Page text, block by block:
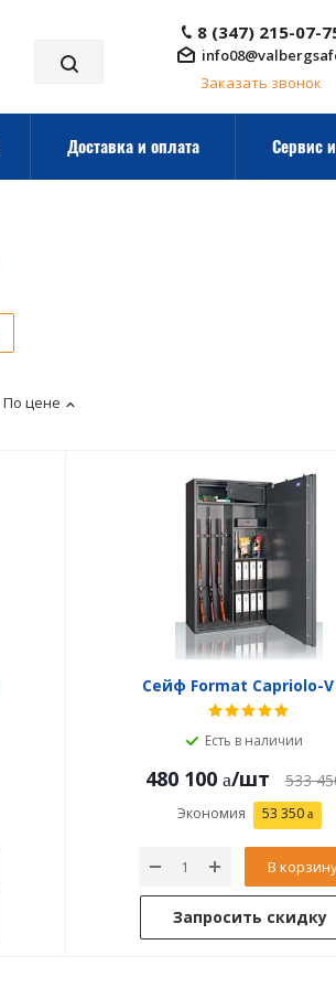
8 (347) 215-07-
Заказать звонок
Доставка и оплата Сервис
По цене
Сейф Format Capriolo-V
Есть в наличии
480 100 /шт 533
Экономия 53 350
В
Запросить скидку